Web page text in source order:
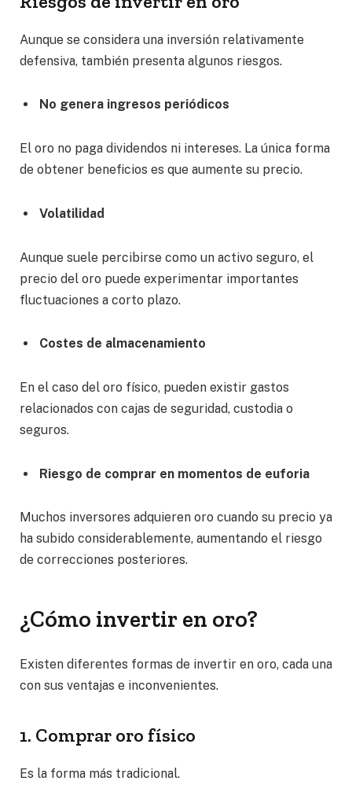
Aunque se considera una inversión relativamente
defensiva, también presenta algunos riesgos.
No genera ingresos periódicos
El oro no paga dividendos ni intereses. La única forma
de obtener beneficios es que aumente su precio.
Volatilidad
Aunque suele percibirse como un activo seguro, el
precio del oro puede experimentar importantes
fluctuaciones a corto plazo.
Costes de almacenamiento
En el caso del oro físico, pueden existir gastos
relacionados con cajas de seguridad, custodia o
seguros.
Riesgo de comprar en momentos de euforia
Muchos inversores adquieren oro cuando su precio ya
ha subido considerablemente, aumentando el riesgo
de correcciones posteriores.
¿Cómo invertir en oro?
Existen diferentes formas de invertir en oro, cada una
con sus ventajas e inconvenientes.
1. Comprar oro físico
Es la forma más tradicional.